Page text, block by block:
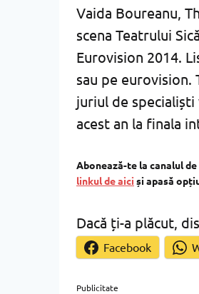
Vaida Boureanu,
scena Teatrului
Eurovision 2014.
sau pe
juriul de specialiști
acest an la finala
Abonează-te la canalul
linkul de aici și apasă
Dacă ți-a plăcut,
Facebook
Publicitate